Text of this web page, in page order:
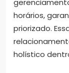
horários,
priorizado.
holístico